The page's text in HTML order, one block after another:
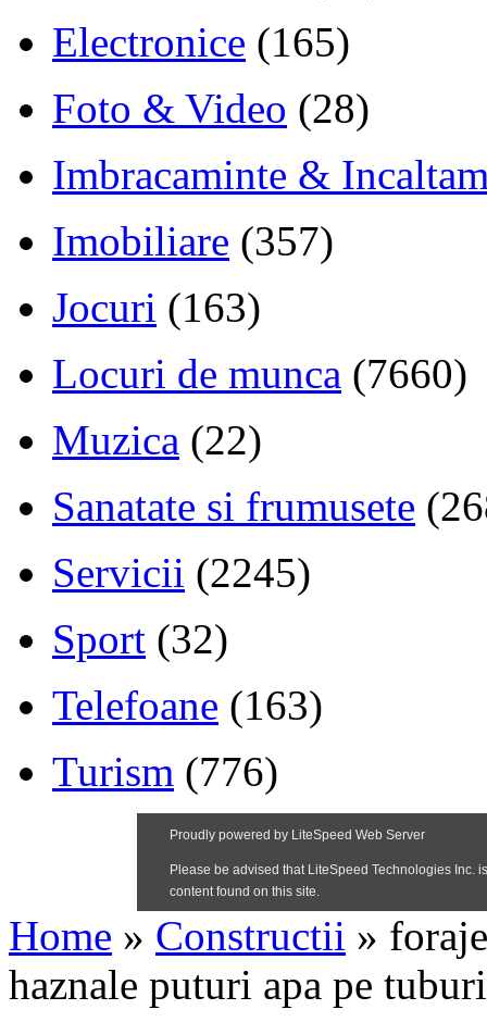
Electronice (165)
Foto & Video (28)
Imbracaminte &
Imobiliare (357)
Jocuri (163)
Locuri de munca (7660)
Muzica (22)
Sanatate si frumusete
Servicii (2245)
Sport (32)
Telefoane (163)
Turism (776)
Home » Constructii »
haznale puturi apa pe